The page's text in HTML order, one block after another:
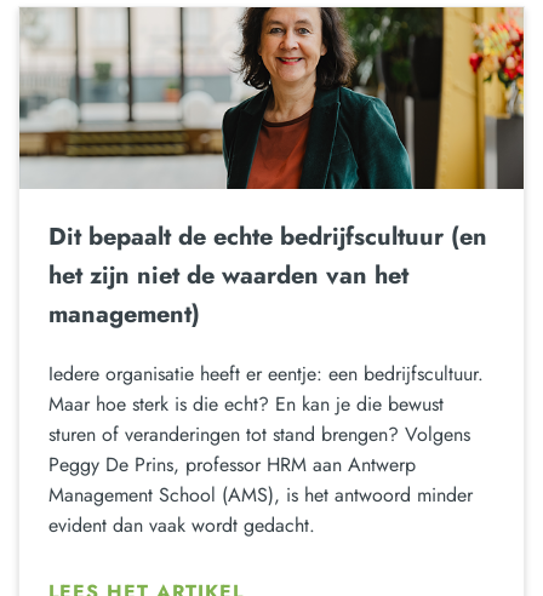
Dit bepaalt de echte bedrijfscultuur (en
het zijn niet de waarden van het
management)
Iedere organisatie heeft er eentje: een bedrijfscultuur.
Maar hoe sterk is die echt? En kan je die bewust
sturen of veranderingen tot stand brengen? Volgens
Peggy De Prins, professor HRM aan Antwerp
Management School (AMS), is het antwoord minder
evident dan vaak wordt gedacht.